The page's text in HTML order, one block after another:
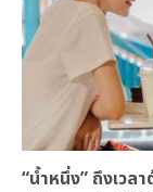
“น้ำหนึ่ง” ถึงเว